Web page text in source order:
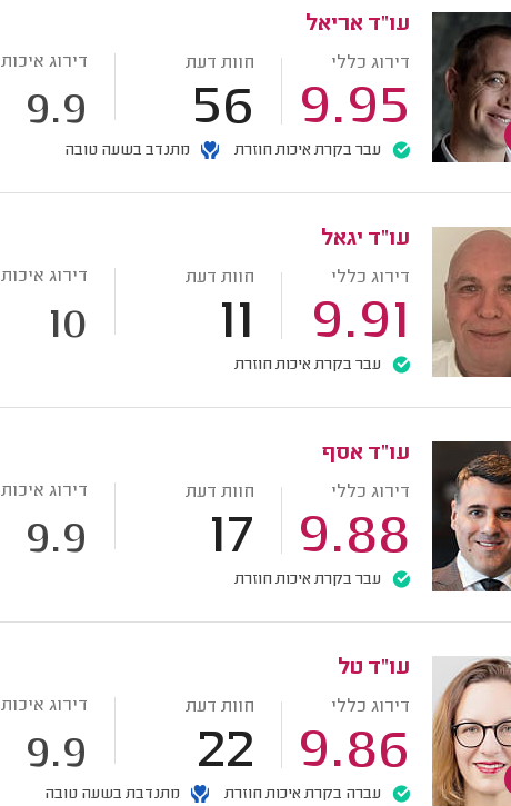
עו"ד אריאל
דירוג כללי
9.95
חוות דעת
56
דירוג איכות
9.9
עבר בקרת איכות חוזרת מתנדב בשעה טובה
עו"ד יגאל
דירוג כללי
9.91
חוות דעת
11
דירוג איכות
10
עבר בקרת איכות חוזרת
עו"ד אסף
דירוג כללי
9.88
חוות דעת
17
דירוג איכות
9.9
עבר בקרת איכות חוזרת
עו"ד טל
דירוג כללי
9.86
חוות דעת
22
דירוג איכות
9.9
עברה בקרת איכות חוזרת מתנדבת בשעה טובה